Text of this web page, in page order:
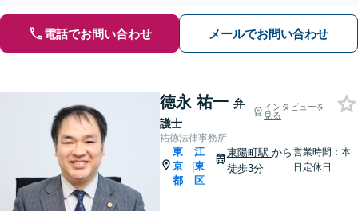
電話でお問い合わせ メールでお問い合わせ
徳永 祐一 弁
護士
インタビューを
見る
祐徳法律事務所
東
京
都
|
江
東
区
東陽町駅 から
徒歩3分
営業時間：本
日定休日